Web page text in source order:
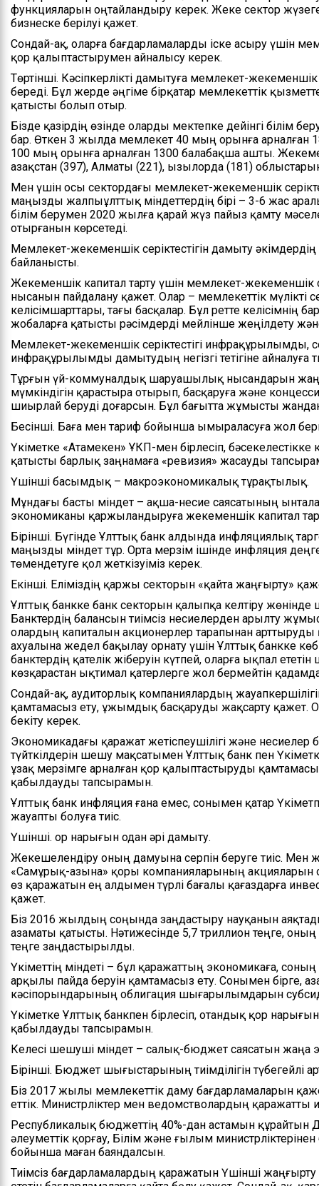
функцияларын оңтайландыру керек. Жеке сектор
бизнеске берілуі қажет.
Сондай-ақ, оларға бағдарламаларды іске асыру үшін
қор қалыптастырумен айналысу керек.
Төртінші. Кәсіпкерлікті дамытуға мемлекет-жекеменшік
береді. Бұл жерде әңгіме бірқатар мемлекеттік
қатысты болып отыр.
Бізде қазірдің өзінде оларды мектепке дейінгі білім
бар. Өткен 3 жылда мемлекет 40 мың орынға арналған
100 мың орынға арналған 1300 балабақша ашты.
Қазақстан (397), Алматы (221), Қызылорда (181)
Мен үшін осы сектордағы мемлекет-жекеменшік
маңызды жалпыұлттық міндеттердің бірі – 3-6 жас
білім берумен 2020 жылға қарай жүз пайыз қамту
отырғанын көрсетеді.
Мемлекет-жекеменшік серіктестігін дамыту
байланысты.
Жекеменшік капитал тарту үшін мемлекет-жекеменшік
нысанын пайдалану қажет. Олар – мемлекеттік мүлікті
келісімшарттары, тағы басқалар. Бұл ретте келісімнің
жобаларға қатысты рәсімдерді мейлінше жеңілдету
Мемлекет-жекеменшік серіктестігі инфрақұрылымды,
инфрақұрылымды дамытудың негізгі тетігіне айналуға
Тұрғын үй-коммуналдық шаруашылық нысандарын
мүмкіндігін қарастыра отырып, басқаруға және
шиырлай беруді доғарсын. Бұл бағытта жұмысты
Бесінші. Баға мен тариф бойынша ымыраласуға жол
Үкіметке «Атамекен» ҰКП-мен бірлесіп, бәсекелестікке
қатысты барлық заңнамаға «ревизия» жасауды
Үшінші басымдық – макроэкономикалық тұрақтылық.
Мұндағы басты міндет – ақша-несие саясатының
экономиканы қаржыландыруға жекеменшік капитал
Бірінші. Бүгінде Ұлттық банк алдында инфляциялық
маңызды міндет тұр. Орта мерзім ішінде инфляция
төмендетуге қол жеткізуіміз керек.
Екінші. Еліміздің қаржы секторын «қайта жаңғырту»
Ұлттық банкке банк секторын қалыпқа келтіру жөнінде
Банктердің балансын тиімсіз несиелерден арылту
олардың капиталын акционерлер тарапынан арттыруды
ахуалына жедел бақылау орнату үшін Ұлттық банкке
банктердің қателік жіберуін күтпей, оларға ықпал
көзқарастан ықтимал қатерлерге жол бермейтін
Сондай-ақ, аудиторлық компаниялардың
қамтамасыз ету, ұжымдық басқаруды жақсарту қажет.
бекіту керек.
Экономикадағы қаражат жетіспеушілігі және
түйткілдерін шешу мақсатымен Ұлттық банк пен
ұзақ мерзімге арналған қор қалыптастыруды
қабылдауды тапсырамын.
Ұлттық банк инфляция ғана емес, сонымен қатар
жауапты болуға тиіс.
Үшінші. Қор нарығын одан әрі дамыту.
Жекешелендіру оның дамуына серпін беруге тиіс. Мен
«Самұрық-Қазына» қоры компанияларының акцияларын
өз қаражатын ең алдымен түрлі бағалы қағаздарға
қажет.
Біз 2016 жылдың соңында заңдастыру науқанын
азаматы қатысты. Нәтижесінде 5,7 триллион теңге, оның
теңге заңдастырылды.
Үкіметтің міндеті – бұл қаражаттың экономикаға,
арқылы пайда беруін қамтамасыз ету. Сонымен бірге,
кәсіпорындарының облигация шығарылымдарын
Үкіметке Ұлттық банкпен бірлесіп, отандық қор
қабылдауды тапсырамын.
Келесі шешуші міндет – салық-бюджет саясатын жаңа
Бірінші. Бюджет шығыстарының тиімділігін түбегейлі
Біз 2017 жылы мемлекеттік даму бағдарламаларын
еттік. Министрліктер мен ведомстволардың қаражатты
Республикалық бюджеттің 40%-дан астамын құрайтын
әлеуметтік қорғау, Білім және ғылым
бойынша маған баяндалсын.
Тиімсіз бағдарламалардың қаражатын Үшінші